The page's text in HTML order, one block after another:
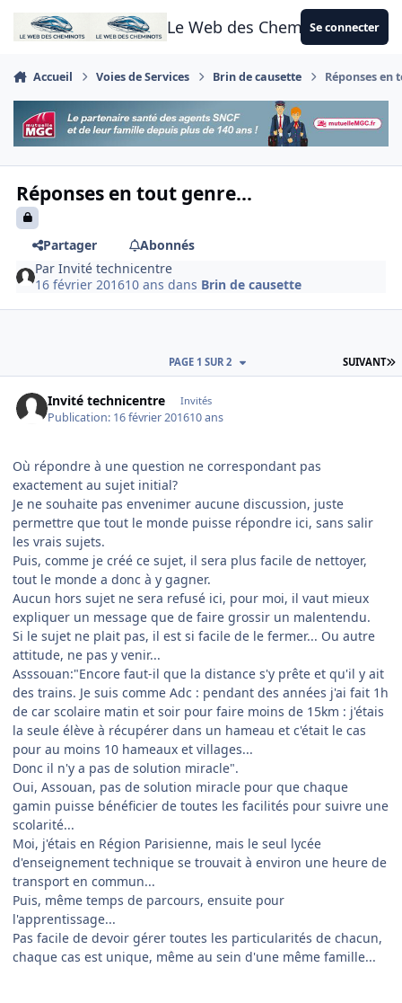
Aller au contenu
Le Web des CheminotsSe connecter
Accueil Voies de Services Brin de causette Réponses en
Réponses en tout genre...
Partager
Abonnés
ParInvité technicentre
16 février 201610 ans dans Brin de causette
SUIVANT
PAGE 1 SUR 2
Invité technicentre Invités
Publication: 16 février 201610 ans
Où répondre à une question ne correspondant pas
exactement au sujet initial?
Je ne souhaite pas envenimer aucune discussion, juste
permettre que tout le monde puisse répondre ici, sans salir
les vrais sujets.
Puis, comme je créé ce sujet, il sera plus facile de nettoyer,
tout le monde a donc à y gagner.
Aucun hors sujet ne sera refusé ici, pour moi, il vaut mieux
expliquer un message que de faire grossir un malentendu.
Si le sujet ne plait pas, il est si facile de le fermer... Ou autre
attitude, ne pas y venir...
Asssouan:"Encore faut-il que la distance s'y prête et qu'il y ait
des trains. Je suis comme Adc : pendant des années j'ai fait 1h
de car scolaire matin et soir pour faire moins de 15km : j'étais
la seule élève à récupérer dans un hameau et c'était le cas
pour au moins 10 hameaux et villages...
Donc il n'y a pas de solution miracle".
Oui, Assouan, pas de solution miracle pour que chaque
gamin puisse bénéficier de toutes les facilités pour suivre une
scolarité...
Moi, j'étais en Région Parisienne, mais le seul lycée
d'enseignement technique se trouvait à environ une heure de
transport en commun...
Puis, même temps de parcours, ensuite pour
l'apprentissage...
Pas facile de devoir gérer toutes les particularités de chacun,
chaque cas est unique, même au sein d'une même famille...